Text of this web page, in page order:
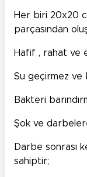
Her biri 20x20
parçasından
Hafif , rahat ve
Su geçirmez ve
Bakteri
Şok ve
Darbe sonrası
sahiptir;